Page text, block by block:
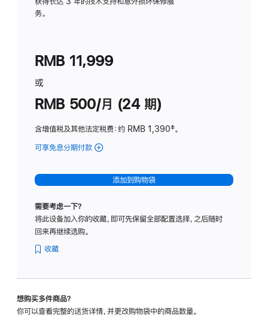
务。
RMB 11,999
或
RMB 500/月 (24 期)
含增值税及其他法定税费：约 RMB 1,390脚
‡。
可享免息分期付款 (Studio
-
标
璃
转
添加到购物袋
需要考虑一下？
将此设备加入你的收藏，即可先保留全部配置选择，之后随时
回来再继续选购。
收藏
想购买多件商品？
你可以查看完整的送货详情，并更改购物袋中的商品数量。